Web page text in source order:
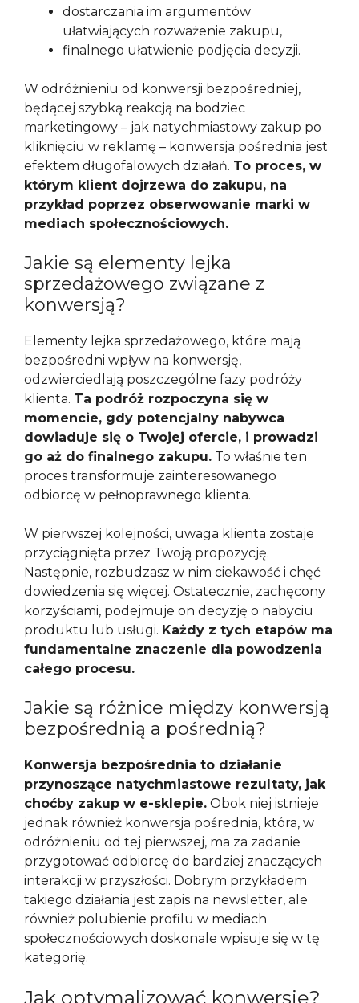
dostarczania im argumentów
ułatwiających rozważenie zakupu,
finalnego ułatwienie podjęcia decyzji.
W odróżnieniu od konwersji bezpośredniej,
będącej szybką reakcją na bodziec
marketingowy – jak natychmiastowy zakup po
kliknięciu w reklamę – konwersja pośrednia jest
efektem długofalowych działań. To proces, w
którym klient dojrzewa do zakupu, na
przykład poprzez obserwowanie marki w
mediach społecznościowych.
Jakie są elementy lejka
sprzedażowego związane z
konwersją?
Elementy lejka sprzedażowego, które mają
bezpośredni wpływ na konwersję,
odzwierciedlają poszczególne fazy podróży
klienta. Ta podróż rozpoczyna się w
momencie, gdy potencjalny nabywca
dowiaduje się o Twojej ofercie, i prowadzi
go aż do finalnego zakupu. To właśnie ten
proces transformuje zainteresowanego
odbiorcę w pełnoprawnego klienta.
W pierwszej kolejności, uwaga klienta zostaje
przyciągnięta przez Twoją propozycję.
Następnie, rozbudzasz w nim ciekawość i chęć
dowiedzenia się więcej. Ostatecznie, zachęcony
korzyściami, podejmuje on decyzję o nabyciu
produktu lub usługi. Każdy z tych etapów ma
fundamentalne znaczenie dla powodzenia
całego procesu.
Jakie są różnice między konwersją
bezpośrednią a pośrednią?
Konwersja bezpośrednia to działanie
przynoszące natychmiastowe rezultaty, jak
choćby zakup w e-sklepie. Obok niej istnieje
jednak również konwersja pośrednia, która, w
odróżnieniu od tej pierwszej, ma za zadanie
przygotować odbiorcę do bardziej znaczących
interakcji w przyszłości. Dobrym przykładem
takiego działania jest zapis na newsletter, ale
również polubienie profilu w mediach
społecznościowych doskonale wpisuje się w tę
kategorię.
Jak optymalizować konwersję?